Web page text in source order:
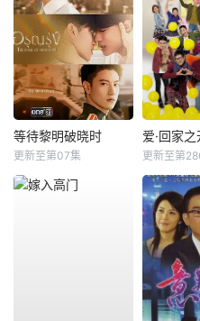
等待黎明破晓时
更新至第07集
爱·回家
更新至第